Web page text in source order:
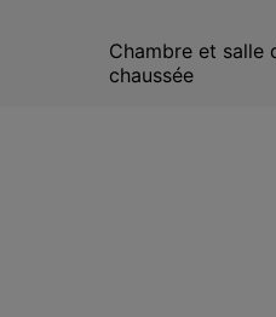
Chambre et salle
chaussée